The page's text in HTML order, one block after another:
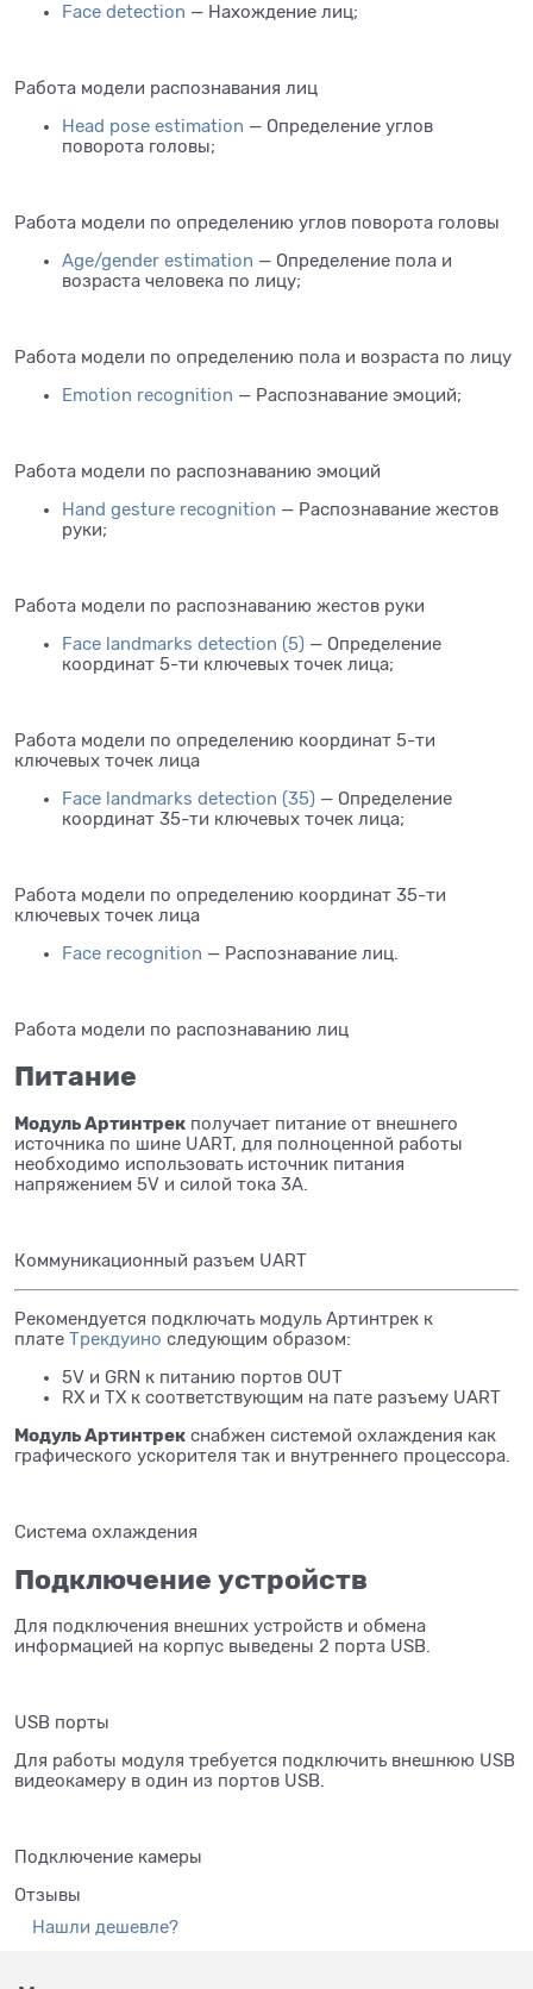
Face detection — Нахождение лиц;
Работа модели распознавания лиц
Head pose estimation — Определение углов
поворота головы;
Работа модели по определению углов поворота головы
Age/gender estimation — Определение пола и
возраста человека по лицу;
Работа модели по определению пола и возраста по лицу
Emotion recognition — Распознавание эмоций;
Работа модели по распознаванию эмоций
Hand gesture recognition — Распознавание жестов
руки;
Работа модели по распознаванию жестов руки
Face landmarks detection (5) — Определение
координат 5-ти ключевых точек лица;
Работа модели по определению координат 5-ти
ключевых точек лица
Face landmarks detection (35) — Определение
координат 35-ти ключевых точек лица;
Работа модели по определению координат 35-ти
ключевых точек лица
Face recognition — Распознавание лиц.
Работа модели по распознаванию лиц
Питание
Модуль Артинтрек получает питание от внешнего
источника по шине UART, для полноценной работы
необходимо использовать источник питания
напряжением 5V и силой тока 3А.
Коммуникационный разъем UART
Рекомендуется подключать модуль Артинтрек к
плате Трекдуино следующим образом:
5V и GRN к питанию портов OUT
RX и TX к соответствующим на пате разъему UART
Модуль Артинтрек снабжен системой охлаждения как
графического ускорителя так и внутреннего процессора.
Система охлаждения
Подключение устройств
Для подключения внешних устройств и обмена
информацией на корпус выведены 2 порта USB.
USB порты
Для работы модуля требуется подключить внешнюю USB
видеокамеру в один из портов USB.
Подключение камеры
Отзывы
Нашли дешевле?